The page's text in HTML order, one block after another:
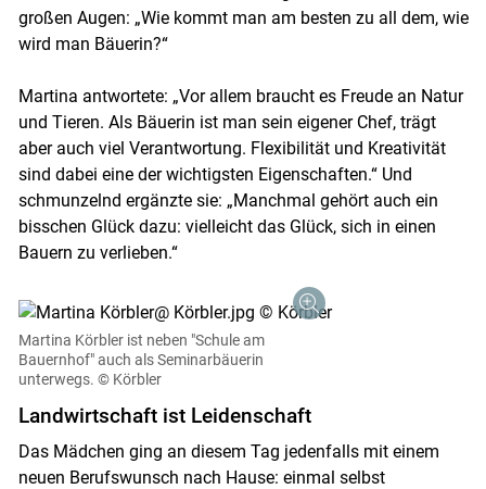
großen Augen: „Wie kommt man am besten zu all dem, wie
wird man Bäuerin?“
Martina antwortete: „Vor allem braucht es Freude an Natur
und Tieren. Als Bäuerin ist man sein eigener Chef, trägt
aber auch viel Verantwortung. Flexibilität und Kreativität
sind dabei eine der wichtigsten Eigenschaften.“ Und
schmunzelnd ergänzte sie: „Manchmal gehört auch ein
bisschen Glück dazu: vielleicht das Glück, sich in einen
Bauern zu verlieben.“
Martina Körbler ist neben "Schule am
Bauernhof" auch als Seminarbäuerin
unterwegs. © Körbler
Landwirtschaft ist Leidenschaft
Das Mädchen ging an diesem Tag jedenfalls mit einem
neuen Berufswunsch nach Hause: einmal selbst